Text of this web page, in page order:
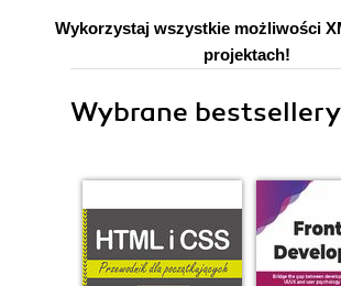
Wykorzystaj wszystkie możliwości
projektach!
Wybrane bestsellery